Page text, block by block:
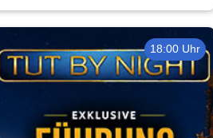
18:00 Uhr